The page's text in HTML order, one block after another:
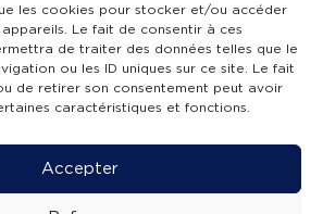
les cookies pour stocker et/ou accéder
Le fait de consentir à ces
de traiter des données telles que le
ou les ID uniques sur ce site. Le fait
de retirer son consentement peut avoir
caractéristiques et fonctions.
Accepter
SUIVEZ-NOUS !
légales -Accessibilité